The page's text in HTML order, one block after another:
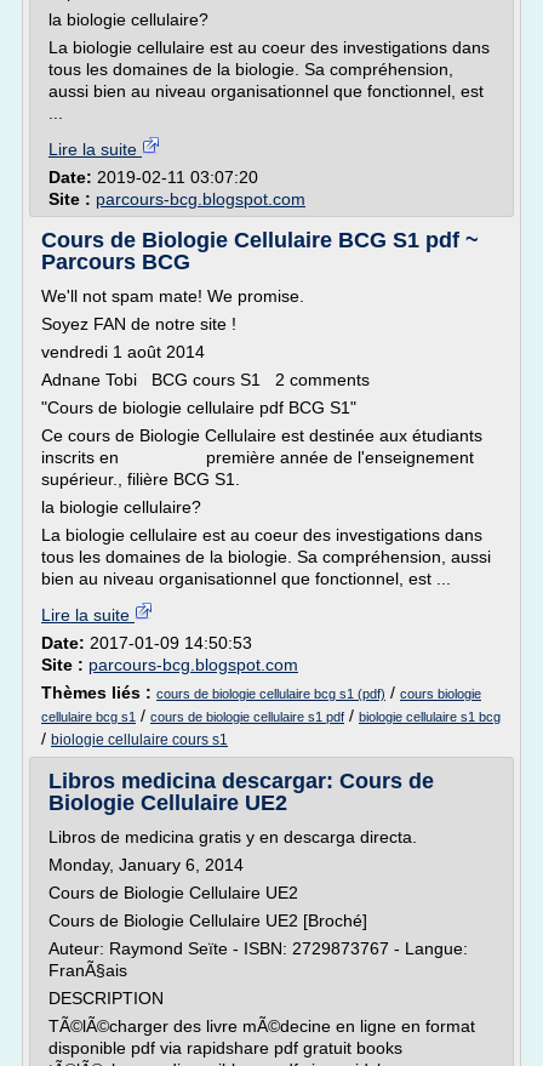
la biologie cellulaire?
La biologie cellulaire est au coeur des investigations dans
tous les domaines de la biologie. Sa compréhension,
aussi bien au niveau organisationnel que fonctionnel, est
Lire la suite
Date: 2019-02-11 03:07:20
Site : parcours-bcg.blogspot.com
Cours de Biologie Cellulaire BCG S1 pdf ~
Parcours BCG
We'll not spam mate! We promise.
Soyez FAN de notre site !
vendredi 1 août 2014
Adnane Tobi BCG cours S1 2 comments
"Cours de biologie cellulaire pdf BCG S1"
Ce cours de Biologie Cellulaire est destinée aux étudiants
inscrits en première année de l'enseignement
supérieur., filière BCG S1.
la biologie cellulaire?
La biologie cellulaire est au coeur des investigations dans
tous les domaines de la biologie. Sa compréhension, aussi
bien au niveau organisationnel que fonctionnel, est ...
Lire la suite
Date: 2017-01-09 14:50:53
Site : parcours-bcg.blogspot.com
Thèmes liés : cours de biologie cellulaire bcg s1 (pdf) / cours biologie
cellulaire bcg s1 / cours de biologie cellulaire s1 pdf / biologie cellulaire s1 bcg
/ biologie cellulaire cours s1
Libros medicina descargar: Cours de
Biologie Cellulaire UE2
Libros de medicina gratis y en descarga directa.
Monday, January 6, 2014
Cours de Biologie Cellulaire UE2
Cours de Biologie Cellulaire UE2 [Broché]
Auteur: Raymond Seïte - ISBN: 2729873767 - Langue:
FranÃ§ais
DESCRIPTION
TÃ©lÃ©charger des livre mÃ©decine en ligne en format
disponible pdf via rapidshare pdf gratuit books